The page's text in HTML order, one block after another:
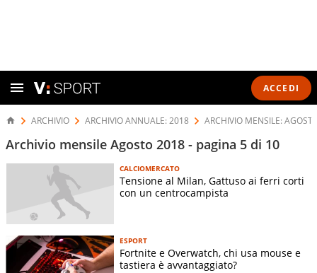
ACCEDI
ARCHIVIO ARCHIVIO ANNUALE: 2018 ARCHIVIO MENSILE:
Archivio mensile Agosto 2018 - pagina 5 di 10
CALCIOMERCATO
Tensione al Milan, Gattuso ai ferri corti
con un centrocampista
ESPORT
Fortnite e Overwatch, chi usa mouse e
tastiera è avvantaggiato?